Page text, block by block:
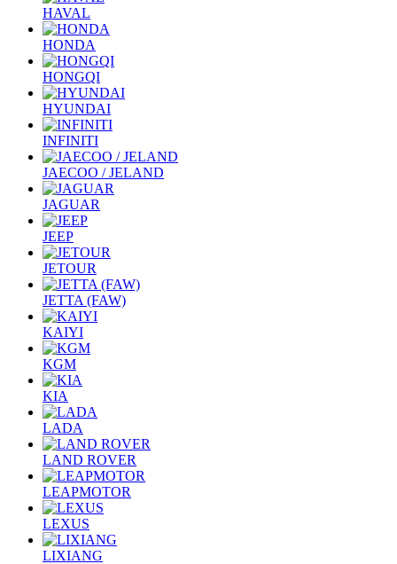
HAVAL
HONDA
HONGQI
HYUNDAI
INFINITI
JAECOO / JELAND
JAGUAR
JEEP
JETOUR
JETTA (FAW)
KAIYI
KGM
KIA
LADA
LAND ROVER
LEAPMOTOR
LEXUS
LIXIANG